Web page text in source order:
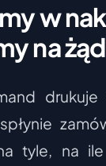
w
na
tyle, na